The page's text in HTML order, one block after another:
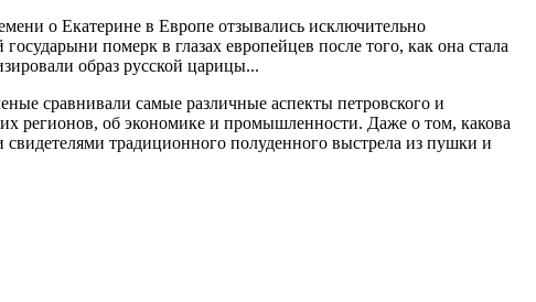
о Екатерине в Европе отзывались исключительно
померк в глазах европейцев после того, как она стала
образ русской царицы...
сравнивали самые различные аспекты петровского и
регионов, об экономике и промышленности. Даже о том, какова
традиционного полуденного выстрела из пушки и